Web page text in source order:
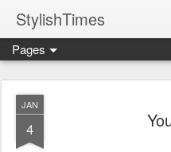
StylishTimes
Pages
JAN
4